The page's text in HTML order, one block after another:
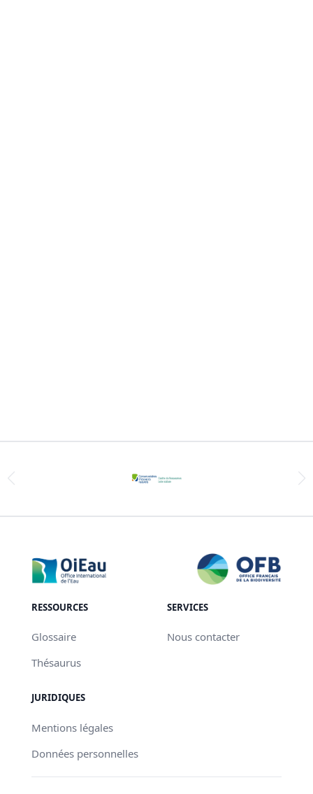
RESSOURCES
Glossaire
Thésaurus
SERVICES
Nous contacter
JURIDIQUES
Mentions légales
Données personnelles